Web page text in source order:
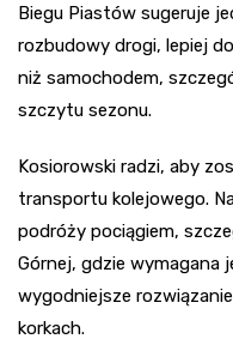
Biegu Piastów sugeruje
rozbudowy drogi, lepiej
niż samochodem,
szczytu sezonu.
Kosiorowski radzi, aby
transportu kolejowego.
podróży pociągiem,
Górnej, gdzie wymagana
wygodniejsze
korkach.